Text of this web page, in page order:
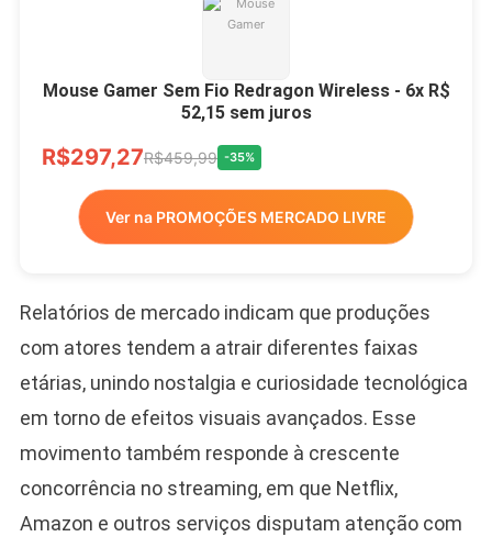
Mouse Gamer Sem Fio Redragon Wireless - 6x R$
52,15 sem juros
R$297,27R$459,99 -35%
Ver na PROMOÇÕES MERCADO LIVRE
Relatórios de mercado indicam que produções
com atores tendem a atrair diferentes faixas
etárias, unindo nostalgia e curiosidade tecnológica
em torno de efeitos visuais avançados. Esse
movimento também responde à crescente
concorrência no streaming, em que Netflix,
Amazon e outros serviços disputam atenção com